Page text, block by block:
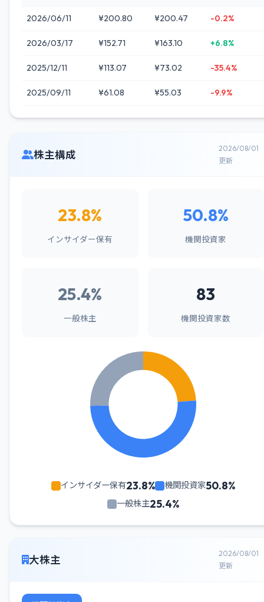
2026/06/11 ¥200.80 ¥200.47 -0.2%
2026/03/17 ¥152.71 ¥163.10 +6.8%
2025/12/11 ¥113.07 ¥73.02 -35.4%
2025/09/11 ¥61.08 ¥55.03 -9.9%
株主構成
2026/08/01
更新
23.8%
インサイダー保有
50.8%
機関投資家
25.4%
一般株主
83
機関投資家数
インサイダー保有23.8% 機関投資家50.8%
一般株主25.4%
大株主
2026/08/01
更新